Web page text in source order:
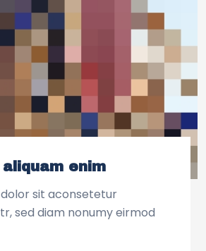
enim
sit aconsetetur
sed diam nonumy eirmod